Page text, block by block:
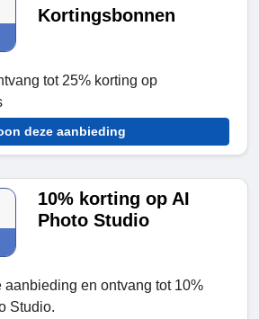
Kortingsbonnen
tot 25% korting op
deze aanbieding
10% korting op AI
Photo Studio
aanbieding en ontvang tot 10%
Studio.